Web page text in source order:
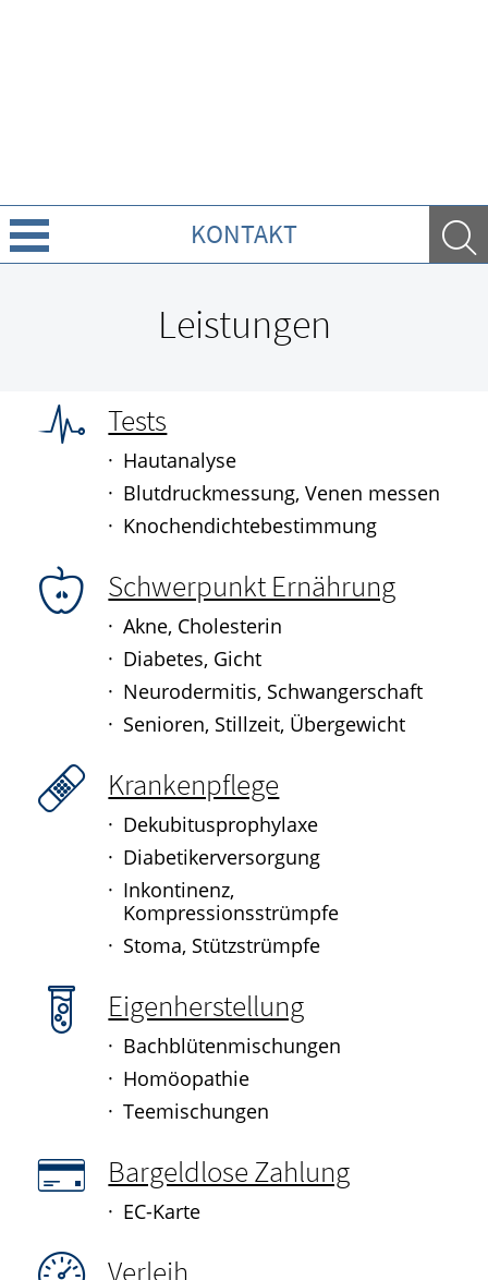
KONTAKT
Ratgeber
Krankheiten & Therapie
GESUND IM ALTER
Leistungen
Tests
Hautanalyse
Blutdruckmessung, Venen messen
Knochendichtebestimmung
Schwerpunkt Ernährung
Akne, Cholesterin
Diabetes, Gicht
Neurodermitis, Schwangerschaft
Senioren, Stillzeit, Übergewicht
Krankenpflege
Dekubitusprophylaxe
Diabetikerversorgung
Inkontinenz,
Kompressionsstrümpfe
Stoma, Stützstrümpfe
Eigenherstellung
Bachblütenmischungen
Homöopathie
Teemischungen
Bargeldlose Zahlung
EC-Karte
Verleih